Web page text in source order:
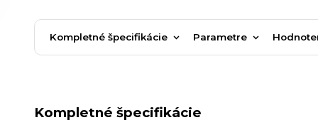
Kompletné špecifikácie Parametre
Kompletné špecifikácie